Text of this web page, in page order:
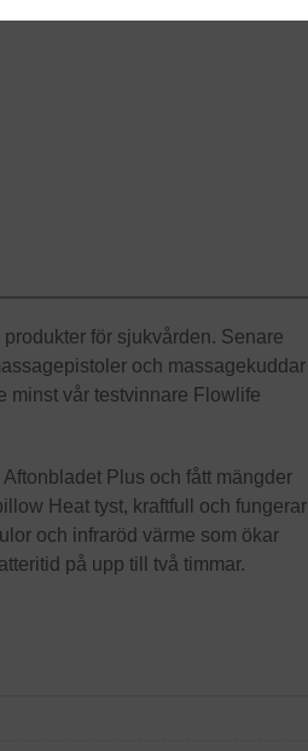
för sjukvården. Senare
och massagekuddar
minst vår testvinnare Flowlife
Plus och fått mängder
Heat tyst, kraftfull och fungerar
och infraröd värme som ökar
på upp till två timmar.